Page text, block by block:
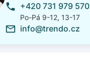
phone +420 731 979 570
Po-Pá 9-12, 13-17
mail_outline info@trendo.cz